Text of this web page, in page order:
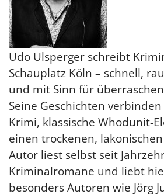
Udo Ulsperger schreibt
Schauplatz Köln – schnell,
und mit Sinn für
Seine Geschichten
Krimi, klassische Whodunit-
einen trockenen,
Autor liest selbst seit
Kriminalromane und liebt
besonders Autoren wie Jörg